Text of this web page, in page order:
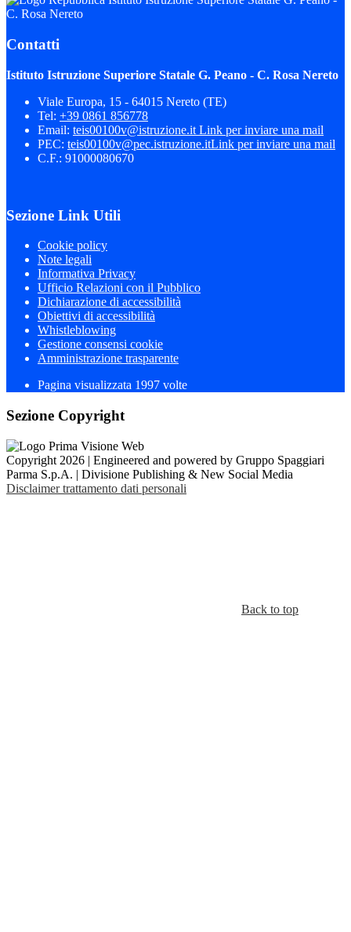
C. Rosa Nereto
Contatti
Istituto Istruzione Superiore Statale G. Peano - C. Rosa Nereto
Viale Europa, 15 - 64015 Nereto (TE)
Tel: +39 0861 856778
Email: teis00100v@istruzione.it Link per inviare una mail
PEC: teis00100v@pec.istruzione.itLink per inviare una mail
C.F.: 91000080670
Sezione Link Utili
Cookie policy
Note legali
Informativa Privacy
Ufficio Relazioni con il Pubblico
Dichiarazione di accessibilità
Obiettivi di accessibilità
Whistleblowing
Gestione consensi cookie
Amministrazione trasparente
Pagina visualizzata 1997 volte
Sezione Copyright
Copyright 2026 | Engineered and powered by Gruppo Spaggiari
Parma S.p.A. | Divisione Publishing & New Social Media
Disclaimer trattamento dati personali
Back to top